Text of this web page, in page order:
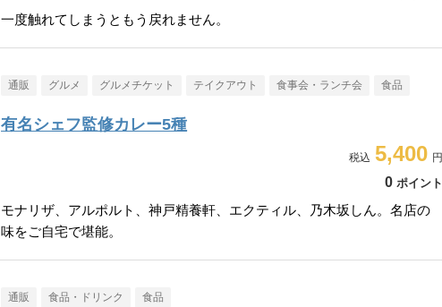
一度触れてしまうともう戻れません。
通販 グルメ グルメチケット テイクアウト 食事会・ランチ会 食品
有名シェフ監修カレー5種
5,400
0 ポイント
モナリザ、アルポルト、神戸精養軒、エクティル、乃木坂しん。名店の
味をご自宅で堪能。
通販 食品・ドリンク 食品